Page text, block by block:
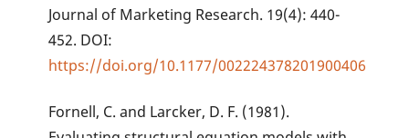
Journal of Marketing Research. 19(4): 440-
452. DOI:
https://doi.org/10.1177/002224378201900406
Fornell, C. and Larcker, D. F. (1981).